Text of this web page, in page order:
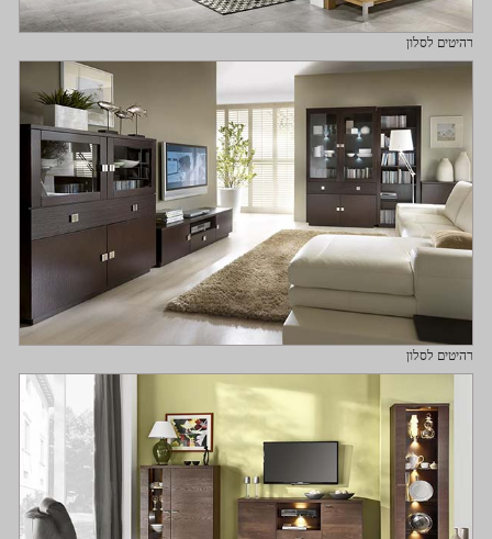
רהיטים לסלון
רהיטים לסלון